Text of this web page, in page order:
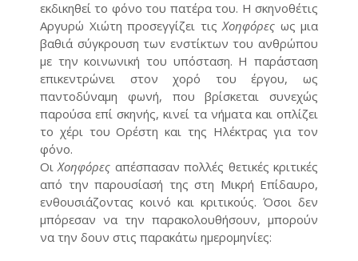
εκδικηθεί το φόνο του πατέρα του. Η σκηνοθέτις
Αργυρώ Χιώτη προσεγγίζει τις Χοηφόρες ως μια
βαθιά σύγκρουση των ενστίκτων του ανθρώπου
με την κοινωνική του υπόσταση. Η παράσταση
επικεντρώνει στον χορό του έργου, ως
παντοδύναμη φωνή, που βρίσκεται συνεχώς
παρούσα επί σκηνής, κινεί τα νήματα και οπλίζει
το χέρι του Ορέστη και της Ηλέκτρας για τον
φόνο.
ΟιΧοηφόρες απέσπασαν πολλές θετικές κριτικές
από την παρουσίασή της στη Μικρή Επίδαυρο,
ενθουσιάζοντας κοινό και κριτικούς. Όσοι δεν
μπόρεσαν να την παρακολουθήσουν, μπορούν
να την δουν στις παρακάτω ημερομηνίες: